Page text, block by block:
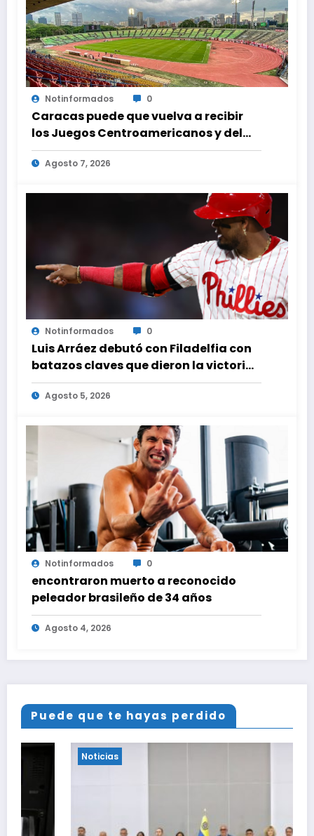
Notinformados 0
Caracas puede que vuelva a recibir
los Juegos Centroamericanos y del
Caribe tras mas de 70 años
Agosto 7, 2026
Notinformados 0
Luis Arráez debutó con Filadelfia con
batazos claves que dieron la victoria
ante Nacionales
Agosto 5, 2026
Notinformados 0
encontraron muerto a reconocido
peleador brasileño de 34 años
Agosto 4, 2026
Puede que te hayas perdido